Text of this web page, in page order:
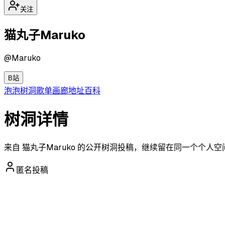
关注
猫丸子Maruko
@Maruko
B站
泡泡树洞歌单画廊地址百科
树洞详情
来自 猫丸子Maruko 的公开树洞投稿，继续留在同一个个人空
匿名投稿